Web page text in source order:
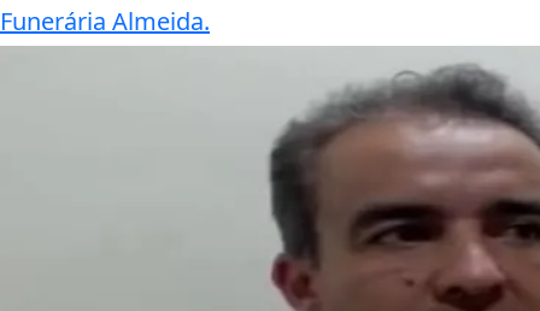
Funerária Almeida.